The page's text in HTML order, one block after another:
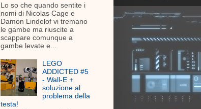
Lo so che quando sentite i
nomi di Nicolas Cage e
Damon Lindelof vi tremano
le gambe ma riuscite a
scappare comunque a
gambe levate e...
LEGO
ADDICTED #5
- Wall-E +
soluzione al
problema della
testa!